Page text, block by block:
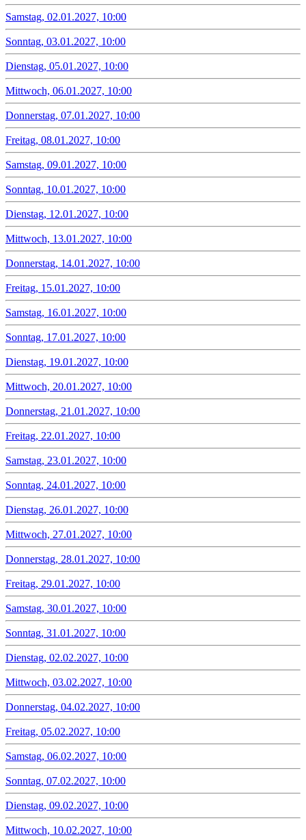
Samstag, 02.01.2027, 10:00
Sonntag, 03.01.2027, 10:00
Dienstag, 05.01.2027, 10:00
Mittwoch, 06.01.2027, 10:00
Donnerstag, 07.01.2027, 10:00
Freitag, 08.01.2027, 10:00
Samstag, 09.01.2027, 10:00
Sonntag, 10.01.2027, 10:00
Dienstag, 12.01.2027, 10:00
Mittwoch, 13.01.2027, 10:00
Donnerstag, 14.01.2027, 10:00
Freitag, 15.01.2027, 10:00
Samstag, 16.01.2027, 10:00
Sonntag, 17.01.2027, 10:00
Dienstag, 19.01.2027, 10:00
Mittwoch, 20.01.2027, 10:00
Donnerstag, 21.01.2027, 10:00
Freitag, 22.01.2027, 10:00
Samstag, 23.01.2027, 10:00
Sonntag, 24.01.2027, 10:00
Dienstag, 26.01.2027, 10:00
Mittwoch, 27.01.2027, 10:00
Donnerstag, 28.01.2027, 10:00
Freitag, 29.01.2027, 10:00
Samstag, 30.01.2027, 10:00
Sonntag, 31.01.2027, 10:00
Dienstag, 02.02.2027, 10:00
Mittwoch, 03.02.2027, 10:00
Donnerstag, 04.02.2027, 10:00
Freitag, 05.02.2027, 10:00
Samstag, 06.02.2027, 10:00
Sonntag, 07.02.2027, 10:00
Dienstag, 09.02.2027, 10:00
Mittwoch, 10.02.2027, 10:00